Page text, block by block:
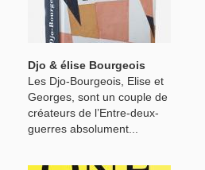
Djo & élise Bourgeois
Les Djo-Bourgeois, Elise et
Georges, sont un couple de
créateurs de l’Entre-deux-
guerres absolument...